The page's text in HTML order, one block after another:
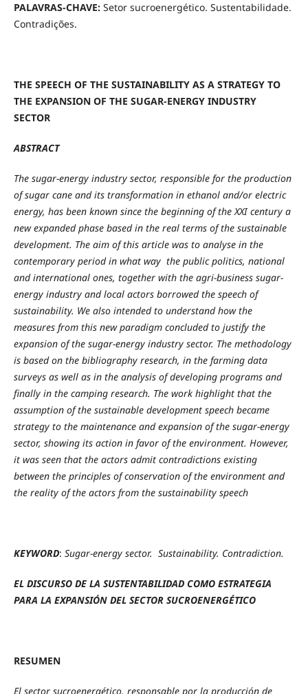
PALAVRAS-CHAVE:Setor sucroenergético. Sustentabilidade.
Contradições.
THE SPEECH OF THE SUSTAINABILITY AS A STRATEGY TO
THE EXPANSION OF THE SUGAR-ENERGY INDUSTRY
SECTOR
ABSTRACT
The sugar-energy industry sector, responsible for the production
of sugar cane and its transformation in ethanol and/or electric
energy, has been known since the beginning of the XXI century a
new expanded phase based in the real terms of the sustainable
development. The aim of this article was to analyse in the
contemporary period in what way the public politics, national
and international ones, together with the agri-business sugar-
energy industry and local actors borrowed the speech of
sustainability. We also intended to understand how the
measures from this new paradigm concluded to justify the
expansion of the sugar-energy industry sector. The methodology
is based on the bibliography research, in the farming data
surveys as well as in the analysis of developing programs and
finally in the camping research. The work highlight that the
assumption of the sustainable development speech became
strategy to the maintenance and expansion of the sugar-energy
sector, showing its action in favor of the environment. However,
it was seen that the actors admit contradictions existing
between the principles of conservation of the environment and
the reality of the actors from the sustainability speech
KEYWORD: Sugar-energy sector. Sustainability. Contradiction.
EL DISCURSO DE LA SUSTENTABILIDAD COMO ESTRATEGIA
PARA LA EXPANSIÓN DEL SECTOR SUCROENERGÉTICO
RESUMEN
El sector sucroenergético, responsable por la producción de